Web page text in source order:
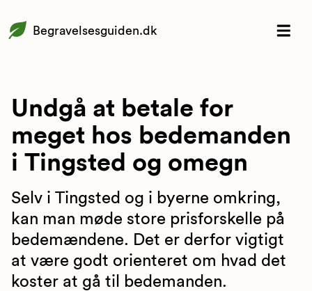
Begravelsesguiden.dk
Undgå at betale for
meget hos bedemanden
i Tingsted og omegn
Selv i Tingsted og i byerne omkring,
kan man møde store prisforskelle på
bedemændene. Det er derfor vigtigt
at være godt orienteret om hvad det
koster at gå til bedemanden.